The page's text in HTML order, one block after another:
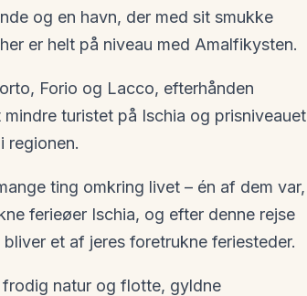
og en havn, der med sit smukke
er helt på niveau med Amalfikysten.
Forio og Lacco, efterhånden
turistet på Ischia og prisniveauet
regionen.
ting omkring livet – én af dem var,
ferieøer Ischia, og efter denne rejse
et af jeres foretrukne feriesteder.
frodig natur og flotte, gyldne